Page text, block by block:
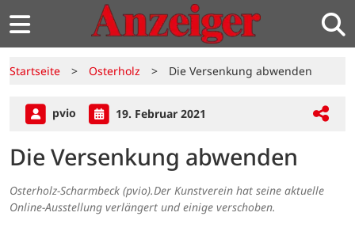
Startseite > Osterholz > Die Versenkung abwenden
pvio 19. Februar 2021
Die Versenkung abwenden
Osterholz-Scharmbeck (pvio).Der Kunstverein hat seine aktuelle
Online-Ausstellung verlängert und einige verschoben.